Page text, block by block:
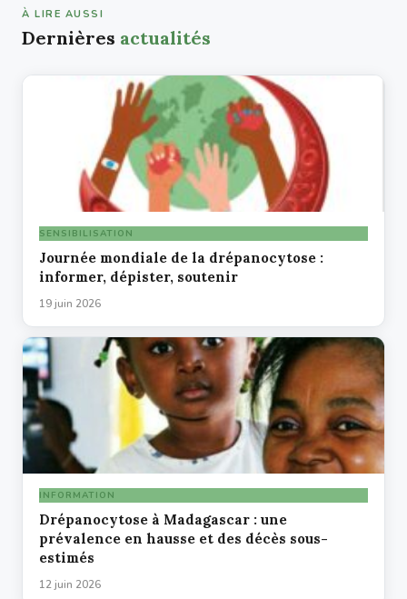
À LIRE AUSSI
Dernières actualités
SENSIBILISATION
Journée mondiale de la drépanocytose :
informer, dépister, soutenir
19 juin 2026
INFORMATION
Drépanocytose à Madagascar : une
prévalence en hausse et des décès sous-
estimés
12 juin 2026